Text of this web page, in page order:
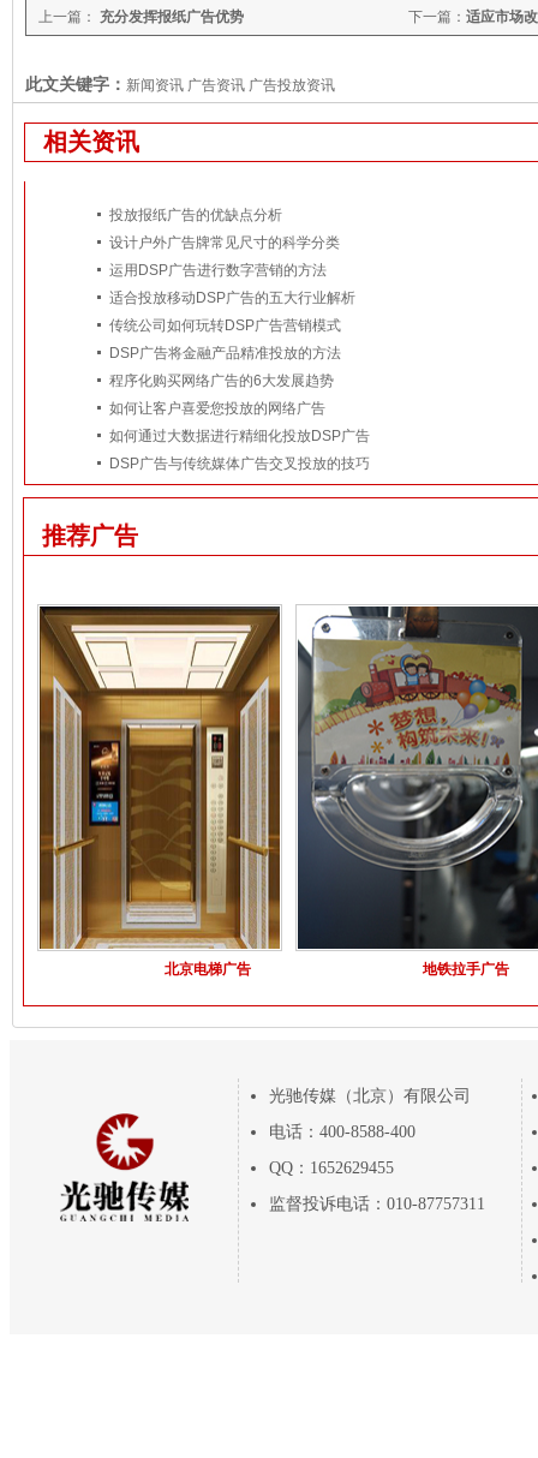
下一篇： 适应市场
上一篇： 充分发挥报纸广告优势
此文关键字： 新闻资讯 广告资讯 广告投放资讯
相关资讯
投放报纸广告的优缺点分析
设计户外广告牌常见尺寸的科学分类
运用DSP广告进行数字营销的方法
适合投放移动DSP广告的五大行业解析
传统公司如何玩转DSP广告营销模式
DSP广告将金融产品精准投放的方法
程序化购买网络广告的6大发展趋势
如何让客户喜爱您投放的网络广告
如何通过大数据进行精细化投放DSP广告
DSP广告与传统媒体广告交叉投放的技巧
推荐广告
北京电梯广告 地铁拉手广告
光驰传媒（北京）有限公司
电话：400-8588-400
QQ：1652629455
监督投诉电话：010-87757311